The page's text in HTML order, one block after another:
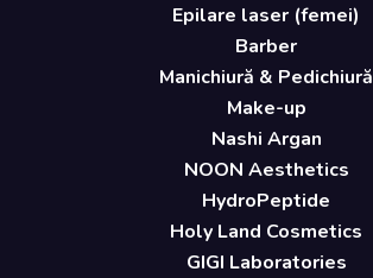
Epilare laser (femei)
Barber
Manichiură & Pedichiură
Make-up
Nashi Argan
NOON Aesthetics
HydroPeptide
Holy Land Cosmetics
GIGI Laboratories